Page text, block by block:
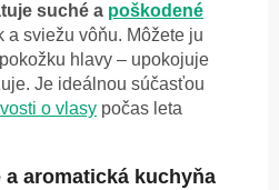
suché a poškodené
a sviežu vôňu. Môžete ju
hlavy – upokojuje
Je ideálnou súčasťou
o vlasy počas leta
aromatická kuchyňa